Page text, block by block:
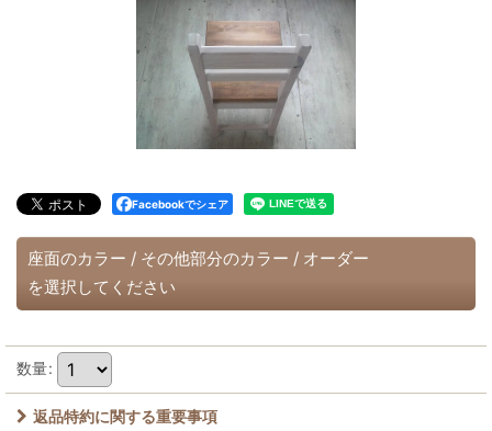
Facebookでシェア
座面のカラー / その他部分のカラー / オーダー
を選択してください
数量:
返品特約に関する重要事項